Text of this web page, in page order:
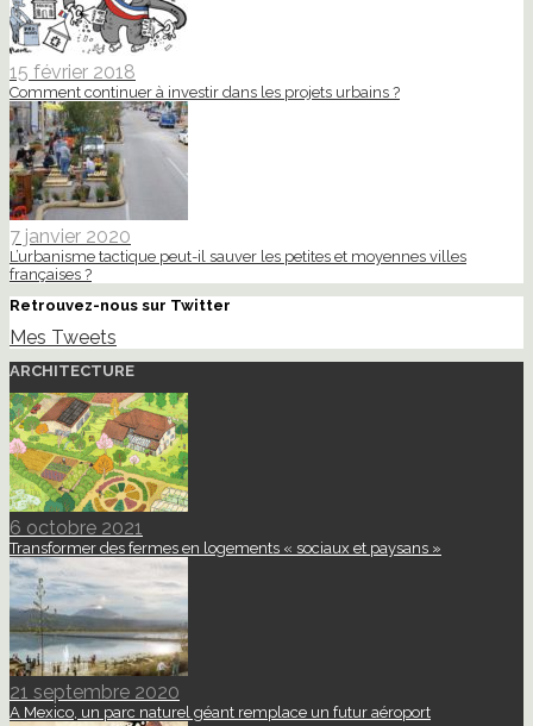
15 février 2018
Comment continuer à investir dans les projets urbains ?
7 janvier 2020
L’urbanisme tactique peut-il sauver les petites et moyennes villes
françaises ?
Retrouvez-nous sur Twitter
Mes Tweets
ARCHITECTURE
6 octobre 2021
Transformer des fermes en logements « sociaux et paysans »
21 septembre 2020
A Mexico, un parc naturel géant remplace un futur aéroport